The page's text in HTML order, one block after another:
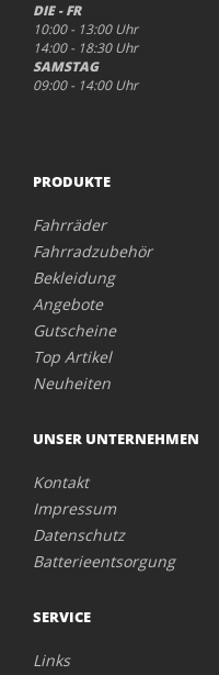
DIE - FR
10:00 - 13:00 Uhr
14:00 - 18:30 Uhr
SAMSTAG
09:00 - 14:00 Uhr
PRODUKTE
Fahrräder
Fahrradzubehör
Bekleidung
Angebote
Gutscheine
Top Artikel
Neuheiten
UNSER UNTERNEHMEN
Kontakt
Impressum
Datenschutz
Batterieentsorgung
SERVICE
Links